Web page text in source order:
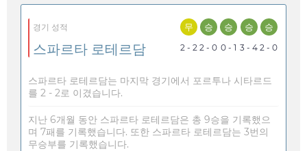
경기 성적
스파르타 로테르담
무
2 - 2
승
2 - 0
승
0 - 1
승
3 - 4
승
2 - 0
스파르타 로테르담는 마지막 경기에서 포르투나 시타르드
를 2 - 2로 이겼습니다.
지난 6개월 동안 스파르타 로테르담은 총 9승을 기록했으
며 7패를 기록했습니다. 또한 스파르타 로테르담는 3번의
무승부를 기록했습니다.